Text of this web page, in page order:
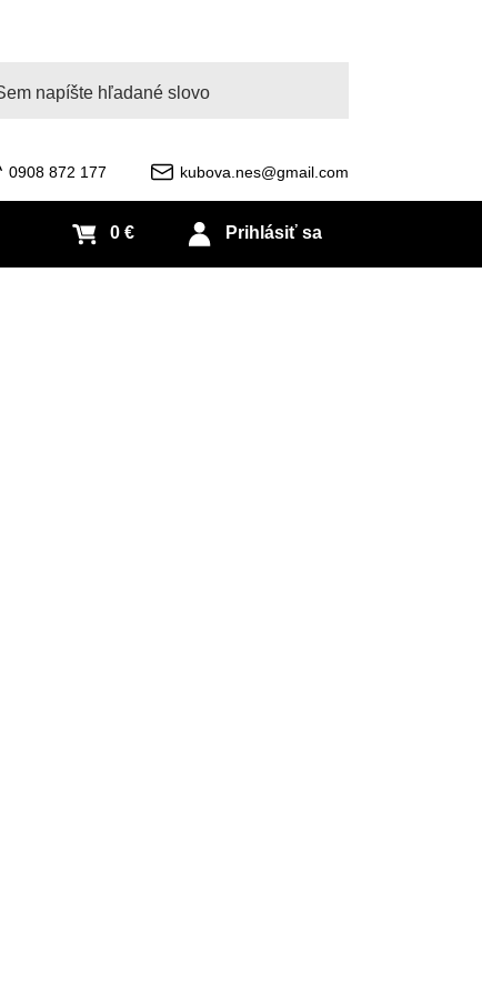
0908 872 177 kubova.nes@gmail.com
Prihlásiť sa
0 €